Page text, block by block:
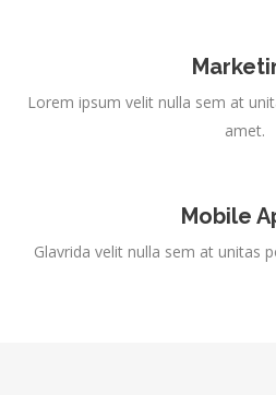
Lorem ipsum velit nulla sem at
amet.
Mobile
Glavrida velit nulla sem at unitas